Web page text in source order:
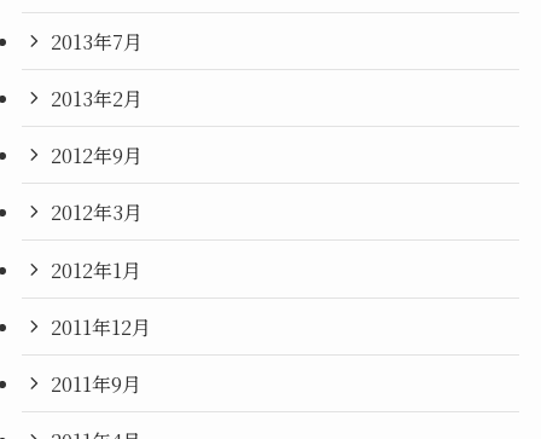
2013年7月
2013年2月
2012年9月
2012年3月
2012年1月
2011年12月
2011年9月